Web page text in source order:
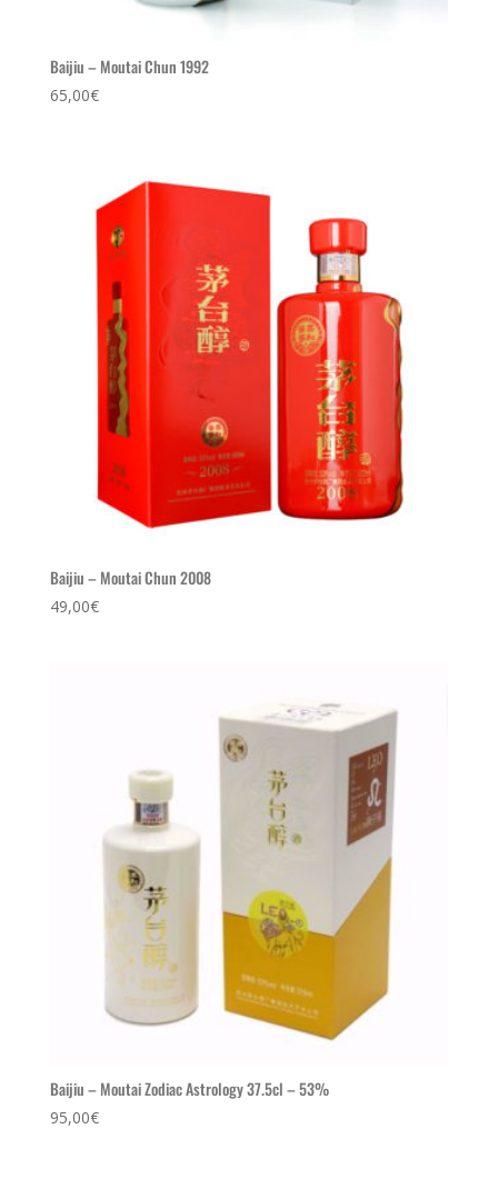
Baijiu – Moutai Chun 1992
65,00€
Baijiu – Moutai Chun 2008
49,00€
Baijiu – Moutai Zodiac Astrology 37.5cl – 53%
95,00€